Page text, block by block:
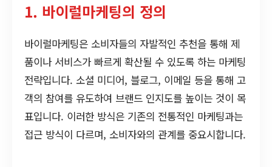
1. 바이럴마케팅의 정의
바이럴마케팅은 소비자들의 자발적인 추천을 통해 제
품이나 서비스가 빠르게 확산될 수 있도록 하는 마케팅
전략입니다. 소셜 미디어, 블로그, 이메일 등을 통해 고
객의 참여를 유도하여 브랜드 인지도를 높이는 것이 목
표입니다. 이러한 방식은 기존의 전통적인 마케팅과는
접근 방식이 다르며, 소비자와의 관계를 중요시합니다.